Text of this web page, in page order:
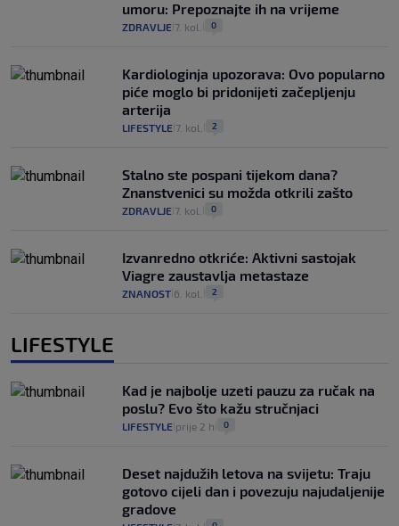
umoru: Prepoznajte ih na vrijeme
ZDRAVLJE 7. kol. 0
Kardiologinja upozorava: Ovo popularno
piće moglo bi pridonijeti začepljenju
arterija
LIFESTYLE 7. kol. 2
Stalno ste pospani tijekom dana?
Znanstvenici su možda otkrili zašto
ZDRAVLJE 7. kol. 0
Izvanredno otkriće: Aktivni sastojak
Viagre zaustavlja metastaze
ZNANOST 6. kol. 2
LIFESTYLE
Kad je najbolje uzeti pauzu za ručak na
poslu? Evo što kažu stručnjaci
LIFESTYLE prije 2 h 0
Deset najdužih letova na svijetu: Traju
gotovo cijeli dan i povezuju najudaljenije
gradove